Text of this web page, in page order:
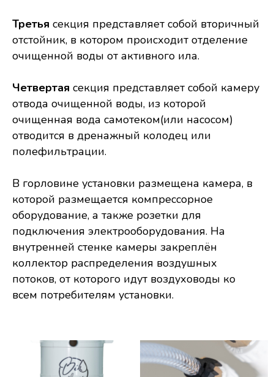
Третья секция представляет собой вторичный
отстойник, в котором происходит отделение
очищенной воды от активного ила.
Четвертая секция представляет собой камеру
отвода очищенной воды, из которой
очищенная вода самотеком(или насосом)
отводится в дренажный колодец или
полефильтрации.
В горловине установки размещена камера, в
которой размещается компрессорное
оборудование, а также розетки для
подключения электрооборудования. На
внутренней стенке камеры закреплён
коллектор распределения воздушных
потоков, от которого идут воздуховоды ко
всем потребителям установки.